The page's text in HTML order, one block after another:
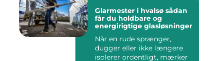
Glarmester i hvalsø sådan
får du holdbare og
energirigtige glasløsninger
Når en rude sprænger,
dugger eller ikke længere
isolerer ordentligt, mærker